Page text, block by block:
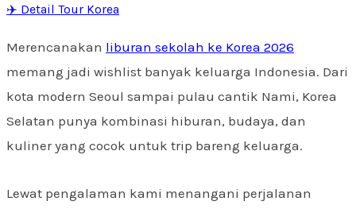
✈️ Detail Tour Korea
Merencanakan liburan sekolah ke Korea 2026
memang jadi wishlist banyak keluarga Indonesia. Dari
kota modern Seoul sampai pulau cantik Nami, Korea
Selatan punya kombinasi hiburan, budaya, dan
kuliner yang cocok untuk trip bareng keluarga.
Lewat pengalaman kami menangani perjalanan